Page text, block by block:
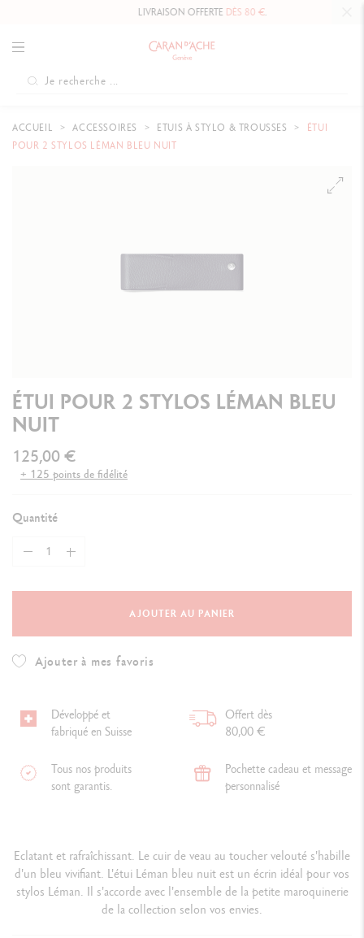
LIVRAISON OFFERTEDÈS 80 €.
ACCUEIL ACCESSOIRES ETUIS À STYLO & TROUSSES
ÉTUI
POUR 2 STYLOS LÉMAN BLEU NUIT
ÉTUI POUR 2 STYLOS LÉMAN BLEU
NUIT
125,00 €
+ 125 points de fidélité
Quantité
AJOUTER AU PANIER
Ajouter à mes favoris
Développé et
fabriqué en Suisse
Offert dès
80,00 €
Tous nos produits
sont garantis.
Pochette cadeau et message
personnalisé
Eclatant et rafraîchissant. Le cuir de veau au toucher velouté s'habille
d'un bleu vivifiant. L'étui Léman bleu nuit est un écrin idéal pour vos
stylos Léman. Il s'accorde avec l'ensemble de la petite maroquinerie
de la collection selon vos envies.